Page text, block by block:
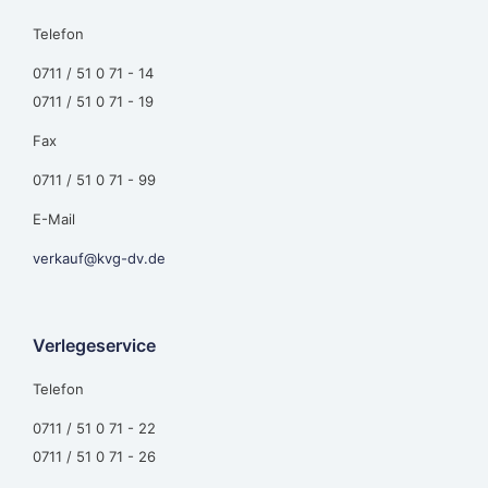
Telefon
0711 / 51 0 71 - 14
0711 / 51 0 71 - 19
Fax
0711 / 51 0 71 - 99
E-Mail
verkauf@kvg-dv.de
Verlegeservice
Telefon
0711 / 51 0 71 - 22
0711 / 51 0 71 - 26